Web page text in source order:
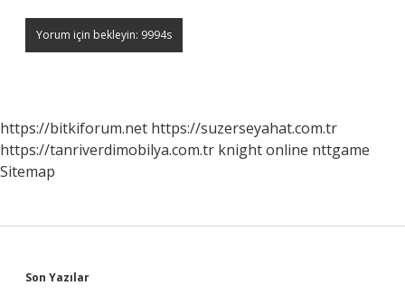
https://bitkiforum.net https://suzerseyahat.com.tr
https://tanriverdimobilya.com.tr knight online nttgame
Sitemap
Sidebar
Son Yazılar